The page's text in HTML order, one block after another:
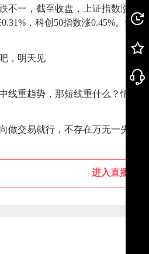
不一，截至收盘，上证指数涨
，科创50指数涨0.45%。全
板块涨幅居前；教育、汽车整车、
采加工板块午后进一步冲高，平
陕西黑猫、中煤能源涨幅居前。
、江化微涨停，中船特气、广钢
众泰汽车、赛力斯跌幅居前。
，明天见
线重趋势，那短线重什么？情绪
做交易就行，不存在万无一失
进入直播间